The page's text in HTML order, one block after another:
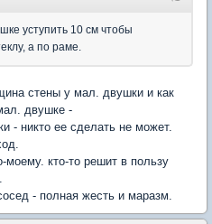
уступить 10 см чтобы
а по раме.
стены у мал. двушки и как
двушке -
- никто ее сделать не может.
моему. кто-то решит в пользу
- полная жесть и маразм.